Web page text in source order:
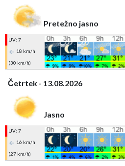
Pretežno jasno
UV: 7
18 km/h
(30 km/h)
Četrtek - 13.08.2026
Jasno
UV: 7
16 km/h
(27 km/h)